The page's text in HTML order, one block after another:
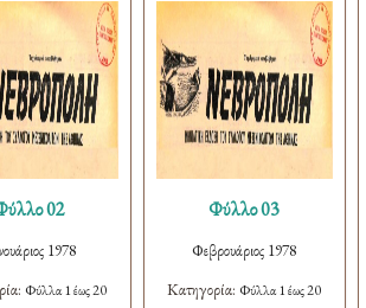
02
1978
Φύλλα 1 έως 20
Φύλλο 03
Φεβρουάριος 1978
Κατηγορία: Φύλλα 1 έως 20